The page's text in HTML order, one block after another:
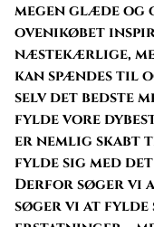
megen glæde og
ovenikøbet
næstekærlige,
kan spændes til
selv det bedste
fylde vore
er nemlig
fylde sig med
Derfor søger vi
søger vi at fylde